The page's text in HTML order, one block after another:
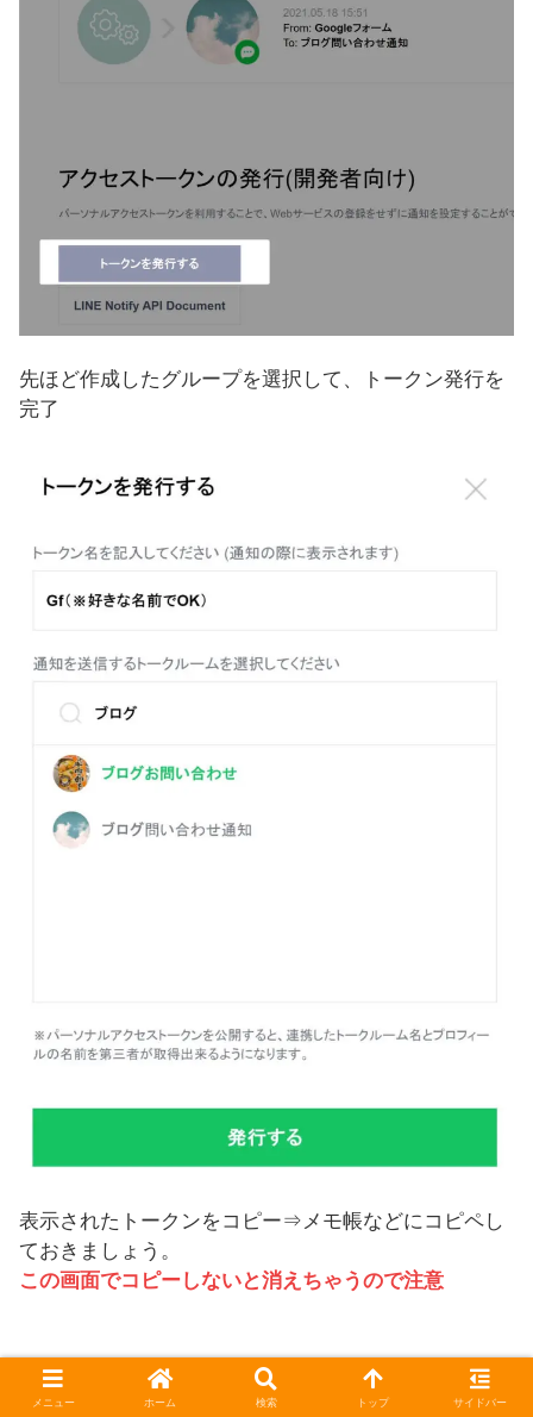
先ほど作成したグループを選択して、トークン発行を
完了
表示されたトークンをコピー⇒メモ帳などにコピペし
ておきましょう。
この画面でコピーしないと消えちゃうので注意
メニュー ホーム 検索 トップ サイドバー